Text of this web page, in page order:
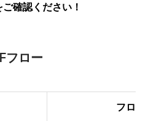
確認ください！
フロー
フロ